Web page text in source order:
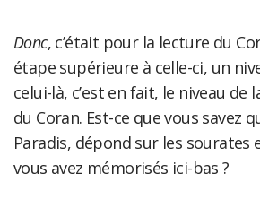
Donc, c’était pour la lecture du
étape supérieure à celle-ci, un
celui-là, c’est en fait, le niveau
du Coran. Est-ce que vous savez
Paradis, dépond sur les sourates
vous avez mémorisés ici-bas ?